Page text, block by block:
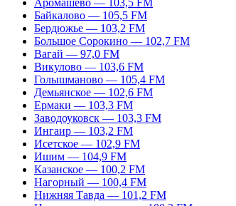
Аромашево — 103,5 FM
Байкалово — 105,5 FM
Бердюжье — 103,2 FM
Большое Сорокино — 102,7 FM
Вагай — 97,0 FM
Викулово — 103,6 FM
Голышманово — 105,4 FM
Демьянское — 102,6 FM
Ермаки — 103,3 FM
Заводоуковск — 103,3 FM
Ингаир — 103,2 FM
Исетское — 102,9 FM
Ишим — 104,9 FM
Казанское — 100,2 FM
Нагорный — 100,4 FM
Нижняя Тавда — 101,2 FM